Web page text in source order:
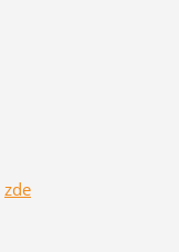
zde